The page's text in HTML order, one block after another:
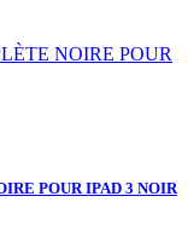
POUR IPAD 3 NOIR